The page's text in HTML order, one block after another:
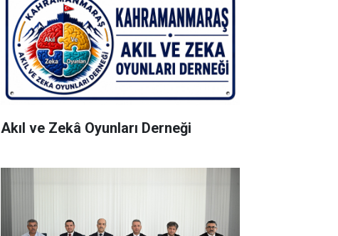
Akıl ve Zekâ Oyunları Derneği